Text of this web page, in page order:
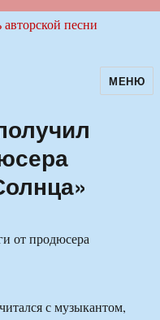
авторскойМЕНЮ
с музыкантом,